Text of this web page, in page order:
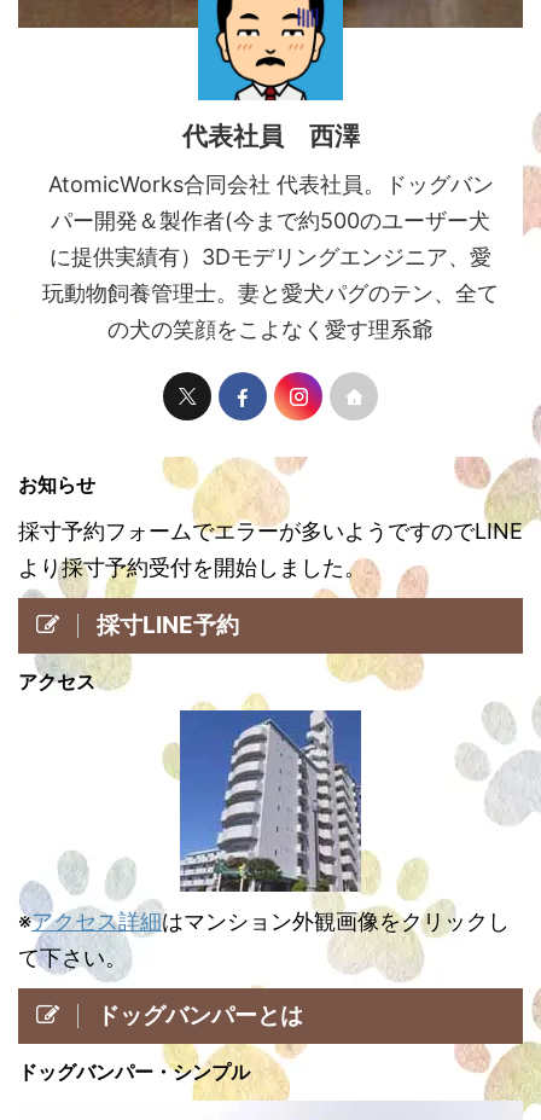
代表社員 西澤
AtomicWorks合同会社 代表社員。ドッグバン
パー開発＆製作者(今まで約500のユーザー犬
に提供実績有）3Dモデリングエンジニア、愛
玩動物飼養管理士。妻と愛犬パグのテン、全て
の犬の笑顔をこよなく愛す理系爺
お知らせ
採寸予約フォームでエラーが多いようですのでLINE
より採寸予約受付を開始しました。
採寸LINE予約
アクセス
※アクセス詳細はマンション外観画像をクリックし
て下さい。
ドッグバンパーとは
ドッグバンパー・シンプル